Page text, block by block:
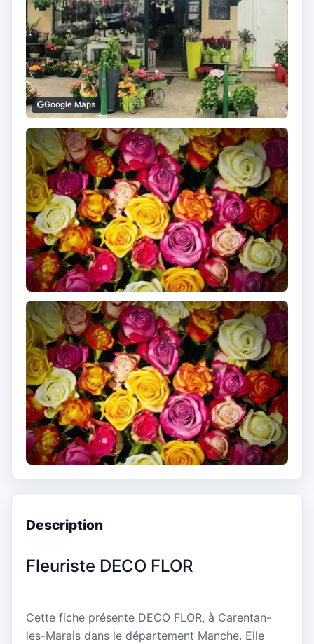
Google Maps
Description
Fleuriste DECO FLOR
Cette fiche présente DECO FLOR, à Carentan-
les-Marais dans le département Manche. Elle